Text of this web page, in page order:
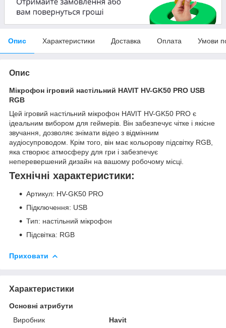
Опис Характеристики Доставка Оплата Умови
Опис
Мікрофон ігровий настільний HAVIT HV-GK50 PRO USB
RGB
Цей ігровий настільний мікрофон HAVIT HV-GK50 PRO є
ідеальним вибором для геймерів. Він забезпечує чітке і якісне
звучання, дозволяє знімати відео з відмінним
аудіосупроводом. Крім того, він має кольорову підсвітку RGB,
яка створює атмосферу для гри і забезпечує
неперевершений дизайн на вашому робочому місці.
Технічні характеристики:
Артикул: HV-GK50 PRO
Підключення: USB
Тип: настільний мікрофон
Підсвітка: RGB
Приховати
Характеристики
Основні атрибути
Виробник
Havit